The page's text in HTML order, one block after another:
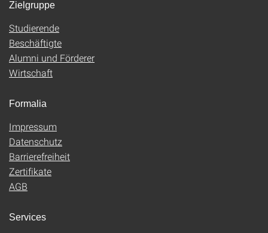
Zielgruppe
Studierende
Beschäftigte
Alumni und Förderer
Wirtschaft
Formalia
Impressum
Datenschutz
Barrierefreiheit
Zertifikate
AGB
Services